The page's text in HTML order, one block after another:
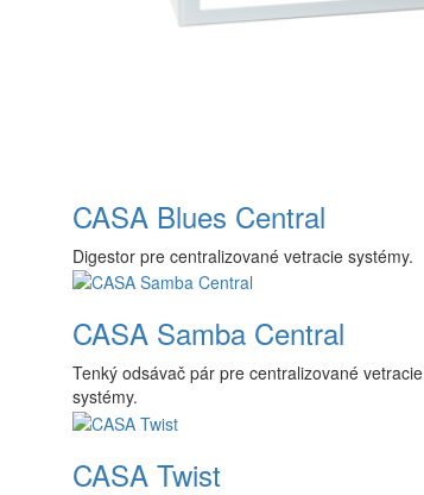
CASA Blues Central
Digestor pre centralizované vetracie systémy.
CASA Samba Central
Tenký odsávač pár pre centralizované vetracie
systémy.
CASA Twist